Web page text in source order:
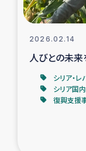
ト
インドネシ
スリラン
2026.02.14
人びとの未来
シリア・レ
シリア国
復興支援